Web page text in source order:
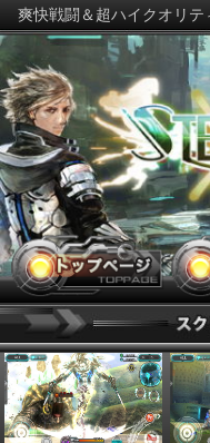
爽快戦闘＆超ハイクオリ